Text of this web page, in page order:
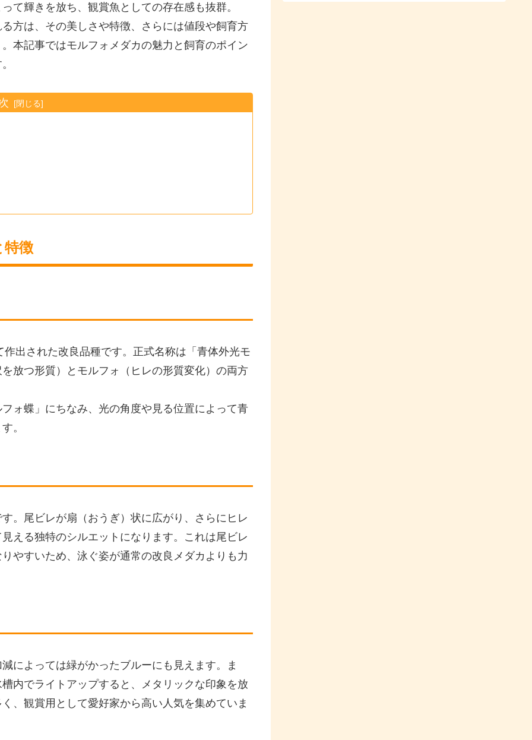
て輝きを放ち、観賞魚としての存在感も抜群。
方は、その美しさや特徴、さらには値段や飼育方
本記事ではモルフォメダカの魅力と飼育のポイン
特徴
出された改良品種です。正式名称は「青体外光モ
放つ形質）とモルフォ（ヒレの形質変化）の両方
ォ蝶」にちなみ、光の角度や見る位置によって青
。
。尾ビレが扇（おうぎ）状に広がり、さらにヒレ
える独特のシルエットになります。これは尾ビレ
やすいため、泳ぐ姿が通常の改良メダカよりも力
によっては緑がかったブルーにも見えます。ま
内でライトアップすると、メタリックな印象を放
、観賞用として愛好家から高い人気を集めていま